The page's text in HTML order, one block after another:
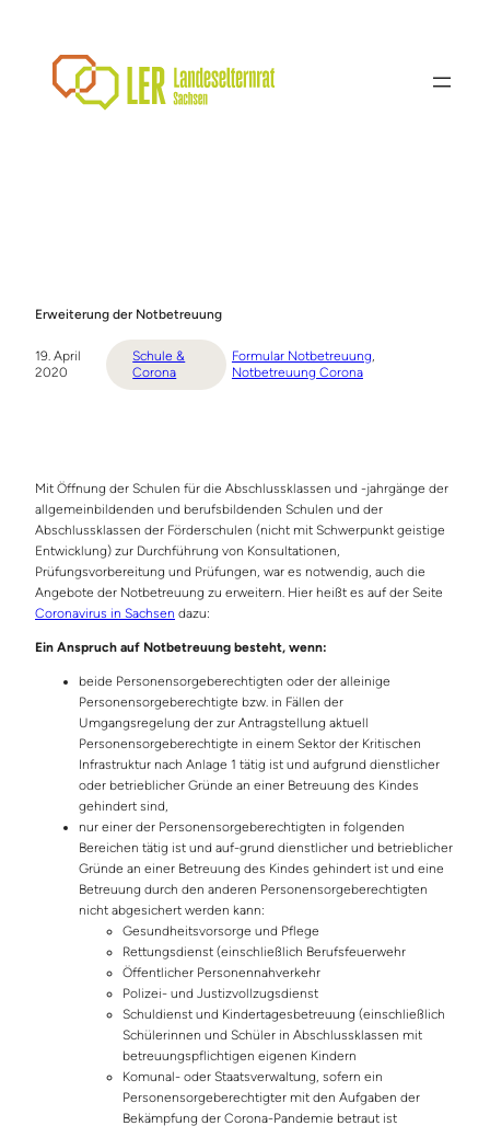
Erweiterung der Notbetreuung
19. April
2020
Schule &
Corona
Formular Notbetreuung
Notbetreuung Corona
Mit Öffnung der Schulen für die Abschlussklassen und -jahrgänge der
allgemeinbildenden und berufsbildenden Schulen und der
Abschlussklassen der Förderschulen (nicht mit Schwerpunkt geistige
Entwicklung) zur Durchführung von Konsultationen,
Prüfungsvorbereitung und Prüfungen, war es notwendig, auch die
Angebote der Notbetreuung zu erweitern. Hier heißt es auf der Seite
Coronavirus in Sachsen dazu:
Ein Anspruch auf Notbetreuung besteht, wenn:
beide Personensorgeberechtigten oder der alleinige
Personensorgeberechtigte bzw. in Fällen der
Umgangsregelung der zur Antragstellung aktuell
Personensorgeberechtigte in einem Sektor der Kritischen
Infrastruktur nach Anlage 1 tätig ist und aufgrund dienstlicher
oder betrieblicher Gründe an einer Betreuung des Kindes
gehindert sind,
nur einer der Personensorgeberechtigten in folgenden
Bereichen tätig ist und auf-grund dienstlicher und betrieblicher
Gründe an einer Betreuung des Kindes gehindert ist und eine
Betreuung durch den anderen Personensorgeberechtigten
nicht abgesichert werden kann:
Gesundheitsvorsorge und Pflege
Rettungsdienst (einschließlich Berufsfeuerwehr
Öffentlicher Personennahverkehr
Polizei- und Justizvollzugsdienst
Schuldienst und Kindertagesbetreuung (einschließlich
Schülerinnen und Schüler in Abschlussklassen mit
betreuungspflichtigen eigenen Kindern
Komunal- oder Staatsverwaltung, sofern ein
Personensorgeberechtigter mit den Aufgaben der
Bekämpfung der Corona-Pandemie betraut ist